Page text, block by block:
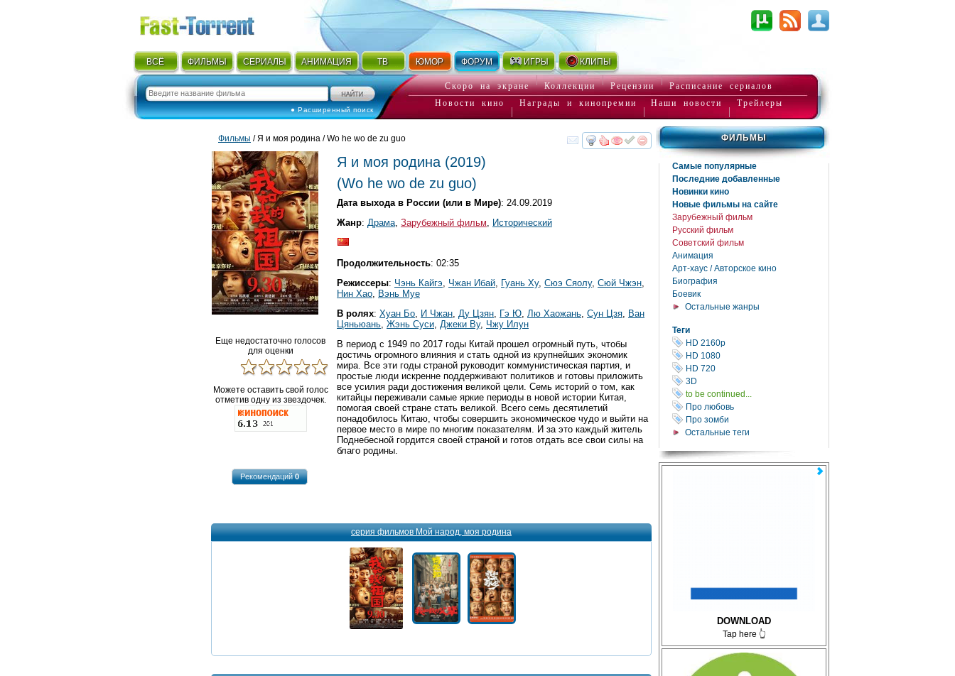
ВСЁ ФИЛЬМЫ СЕРИАЛЫ АНИМАЦИЯ ТВ ЮМОР ФОРУМ ИГРЫ КЛИПЫ
● Расширенный поиск
Скоро на экране Коллекции Рецензии
Расписание сериалов
Новости кино
Награды и кинопремии Наши новости Трейлеры
ФИЛЬМЫ
Самые популярные
Последние добавленные
Новинки кино
Новые фильмы на сайте
Зарубежный фильм
Русский фильм
Советский фильм
Анимация
Арт-хаус / Авторское кино
Биография
Боевик
Остальные жанры
Теги
HD 2160р
HD 1080
HD 720
3D
to be continued...
Про любовь
Про зомби
Остальные теги
DOWNLOAD
Tap here 👆
смотретьинтересует
Фильмы / Я и моя родина / Wo he wo de zu guo
Еще недостаточно голосов
для оценки
Можете оставить свой голос
отметив одну из звездочек.
Рекомендаций0
Я и моя родина (2019)
(Wo he wo de zu guo)
Дата выхода в России (или в Мире): 24.09.2019
Жанр: Драма Зарубежный фильм Исторический
Продолжительность: 02:35
Режиссеры: Чэнь Кайгэ Чжан Ибай Гуань Ху, Сюэ Сяолу, Сюй Чжэн
Нин Хао
Вэнь Муе
В ролях: Хуан Бо И Чжан Ду Цзян Гэ Ю Лю Хаожань Сун Цзя
Ван
Цяньюань Жэнь Суси Джеки Ву, Чжу Илун
В период с 1949 по 2017 годы Китай прошел огромный путь, чтобы
достичь огромного влияния и стать одной из крупнейших экономик
мира. Все эти годы страной руководит коммунистическая партия, и
простые люди искренне поддерживают политиков и готовы приложить
все усилия ради достижения великой цели. Семь историй о том, как
китайцы переживали самые яркие периоды в новой истории Китая,
помогая своей стране стать великой. Всего семь десятилетий
понадобилось Китаю, чтобы совершить экономическое чудо и выйти на
первое место в мире по многим показателям. И за это каждый житель
Поднебесной гордится своей страной и готов отдать все свои силы на
благо родины.
серия фильмов Мой народ, моя родина